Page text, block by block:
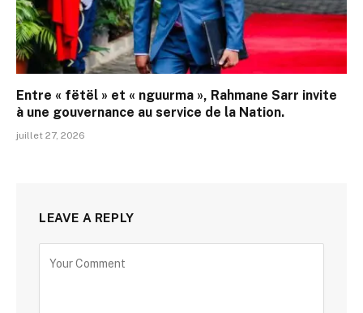
Entre « fëtël » et « nguurma », Rahmane Sarr invite
à une gouvernance au service de la Nation.
juillet 27, 2026
LEAVE A REPLY